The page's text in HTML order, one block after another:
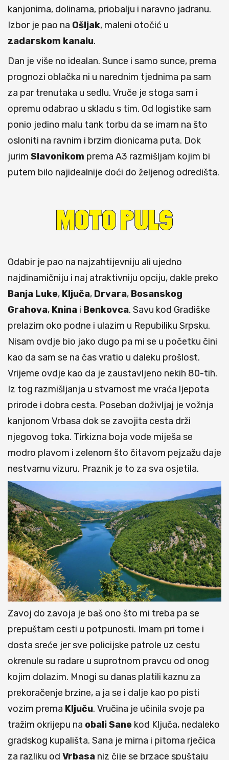
kanjonima, dolinama, priobalju i naravno jadranu.
Izbor je pao na Ošljak, maleni otočić u
zadarskom kanalu.
Dan je više no idealan. Sunce i samo sunce, prema
prognozi oblačka ni u narednim tjednima pa sam
za par trenutaka u sedlu. Vruče je stoga sam i
opremu odabrao u skladu s tim. Od logistike sam
ponio jedino malu tank torbu da se imam na što
osloniti na ravnim i brzim dionicama puta. Dok
jurim Slavonikom prema A3 razmišljam kojim bi
putem bilo najidealnije doći do željenog odredišta.
Odabir je pao na najzahtijevniju ali ujedno
najdinamičniju i naj atraktivniju opciju, dakle preko
Banja Luke, Ključa, Drvara, Bosanskog
Grahova, Knina i Benkovca. Savu kod Gradiške
prelazim oko podne i ulazim u Repubiliku Srpsku.
Nisam ovdje bio jako dugo pa mi se u početku čini
kao da sam se na čas vratio u daleku prošlost.
Vrijeme ovdje kao da je zaustavljeno nekih 80-tih.
Iz tog razmišljanja u stvarnost me vraća ljepota
prirode i dobra cesta. Poseban doživljaj je vožnja
kanjonom Vrbasa dok se zavojita cesta drži
njegovog toka. Tirkizna boja vode miješa se
modro plavom i zelenom što čitavom pejzažu daje
nestvarnu vizuru. Praznik je to za sva osjetila.
Zavoj do zavoja je baš ono što mi treba pa se
prepuštam cesti u potpunosti. Imam pri tome i
dosta sreće jer sve policijske patrole uz cestu
okrenule su radare u suprotnom pravcu od onog
kojim dolazim. Mnogi su danas platili kaznu za
prekoračenje brzine, a ja se i dalje kao po pisti
vozim prema Ključu. Vručina je učinila svoje pa
tražim okrijepu na obali Sane kod Ključa, nedaleko
gradskog kupališta. Sana je mirna i pitoma rječica
za razliku od Vrbasa niz čije se brzace spuštaju